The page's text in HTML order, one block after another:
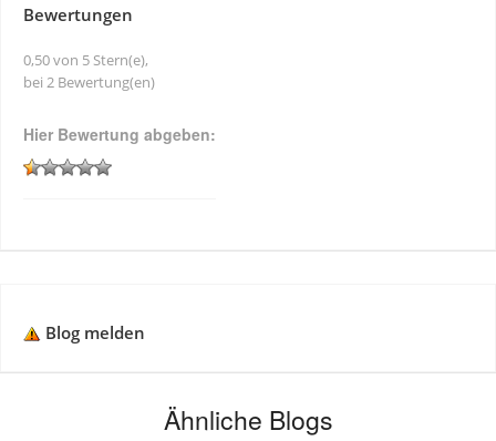
Bewertungen
0,50 von 5 Stern(e),
bei 2 Bewertung(en)
Hier Bewertung abgeben:
Blog melden
Ähnliche Blogs